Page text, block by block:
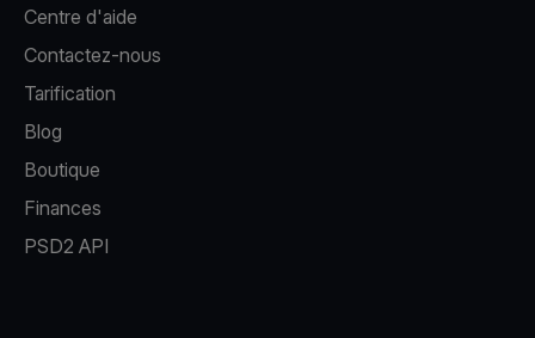
Centre d'aide
Contactez-nous
Tarification
Blog
Boutique
Finances
PSD2 API